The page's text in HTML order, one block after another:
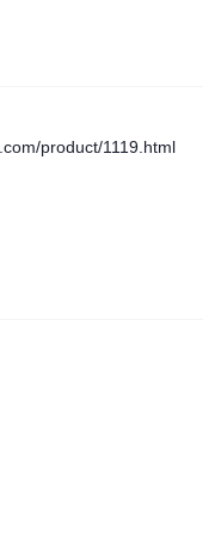
product/1119.html